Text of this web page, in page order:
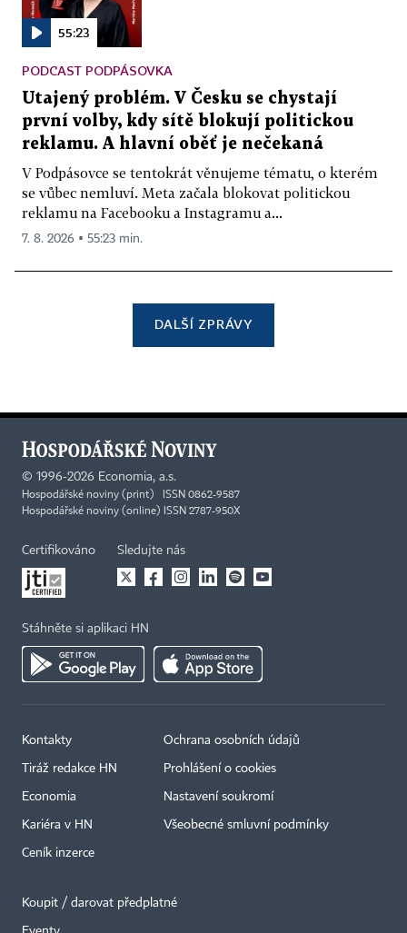
55:23
PODCAST PODPÁSOVKA
Utajený problém. V Česku se chystají
první volby, kdy sítě blokují politickou
reklamu. A hlavní oběť je nečekaná
V Podpásovce se tentokrát věnujeme tématu, o kterém
se vůbec nemluví. Meta začala blokovat politickou
reklamu na Facebooku a Instagramu a...
7. 8. 2026 ▪ 55:23 min.
DALŠÍ ZPRÁVY
© 1996-2026 Economia, a.s.
Hospodářské noviny (print) ISSN 0862-9587
Hospodářské noviny (online) ISSN 2787-950X
Certifikováno Sledujte nás
Stáhněte si aplikaci HN
Kontakty
Tiráž redakce HN
Economia
Kariéra v HN
Ceník inzerce
Ochrana osobních údajů
Prohlášení o cookies
Nastavení soukromí
Všeobecné smluvní podmínky
Koupit / darovat předplatné